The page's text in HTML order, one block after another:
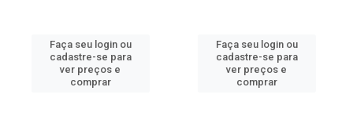
Faça seu login ou
cadastre-se para
ver preços e
comprar
Faça seu login ou
cadastre-se para
ver preços e
comprar